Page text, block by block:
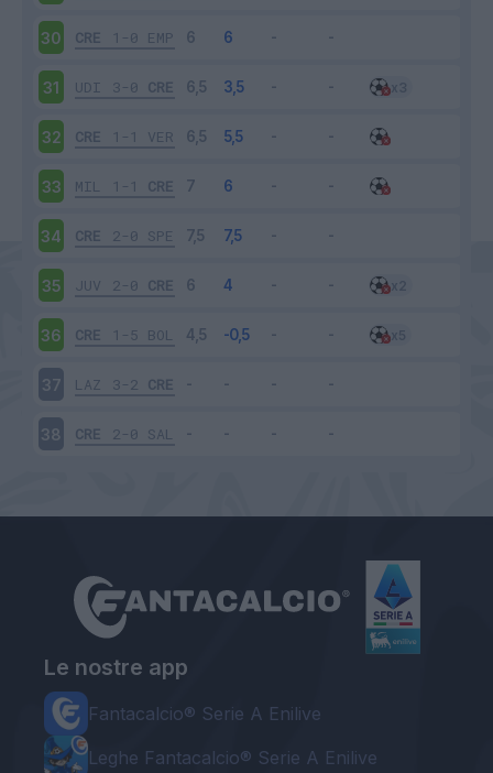
30 CRE 1-0 EMP
31 UDI 3-0 CRE
32 CRE 1-1 VER
33 MIL 1-1 CRE
34 CRE 2-0 SPE
35 JUV 2-0 CRE
36 CRE 1-5 BOL
37 LAZ 3-2 CRE
38 CRE 2-0 SAL
Le nostre app
Fantacalcio® Serie A Enilive
Leghe Fantacalcio® Serie A Enilive